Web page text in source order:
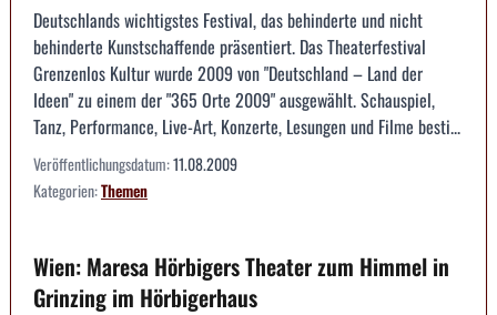
Deutschlands wichtigstes Festival, das behinderte und nicht
behinderte Kunstschaffende präsentiert. Das Theaterfestival
Grenzenlos Kultur wurde 2009 von "Deutschland – Land der
Ideen" zu einem der "365 Orte 2009" ausgewählt. Schauspiel,
Tanz, Performance, Live-Art, Konzerte, Lesungen und Filme besti...
Veröffentlichungsdatum:11.08.2009
Kategorien:Themen
Wien: Maresa Hörbigers Theater zum Himmel in
Grinzing im Hörbigerhaus